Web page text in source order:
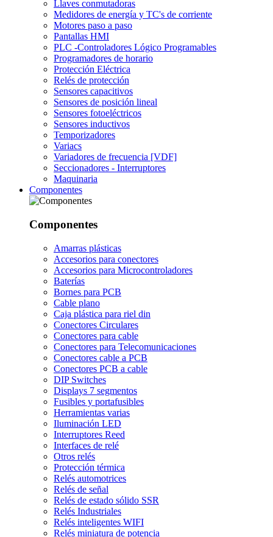
Llaves conmutadoras
Medidores de energía y TC's de corriente
Motores paso a paso
Pantallas HMI
PLC -Controladores Lógico Programables
Programadores de horario
Protección Eléctrica
Relés de protección
Sensores capacitivos
Sensores de posición lineal
Sensores fotoeléctricos
Sensores inductivos
Temporizadores
Variacs
Variadores de frecuencia [VDF]
Seccionadores - Interruptores
Maquinaria
Componentes
Componentes
Amarras plásticas
Accesorios para conectores
Accesorios para Microcontroladores
Baterías
Bornes para PCB
Cable plano
Caja plástica para riel din
Conectores Circulares
Conectores para cable
Conectores para Telecomunicaciones
Conectores cable a PCB
Conectores PCB a cable
DIP Switches
Displays 7 segmentos
Fusibles y portafusibles
Herramientas varias
Iluminación LED
Interruptores Reed
Interfaces de relé
Otros relés
Protección térmica
Relés automotrices
Relés de señal
Relés de estado sólido SSR
Relés Industriales
Relés inteligentes WIFI
Relés miniatura de potencia